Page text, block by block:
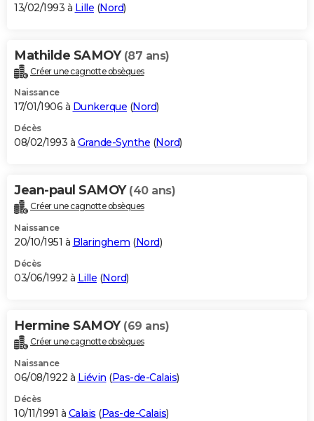
13/02/1993 à Lille (Nord)
Mathilde SAMOY (87 ans)
Créer une cagnotte obsèques
Naissance
17/01/1906 à Dunkerque (Nord)
Décès
08/02/1993 à Grande-Synthe (Nord)
Jean-paul SAMOY (40 ans)
Créer une cagnotte obsèques
Naissance
20/10/1951 à Blaringhem (Nord)
Décès
03/06/1992 à Lille (Nord)
Hermine SAMOY (69 ans)
Créer une cagnotte obsèques
Naissance
06/08/1922 à Liévin (Pas-de-Calais)
Décès
10/11/1991 à Calais (Pas-de-Calais)